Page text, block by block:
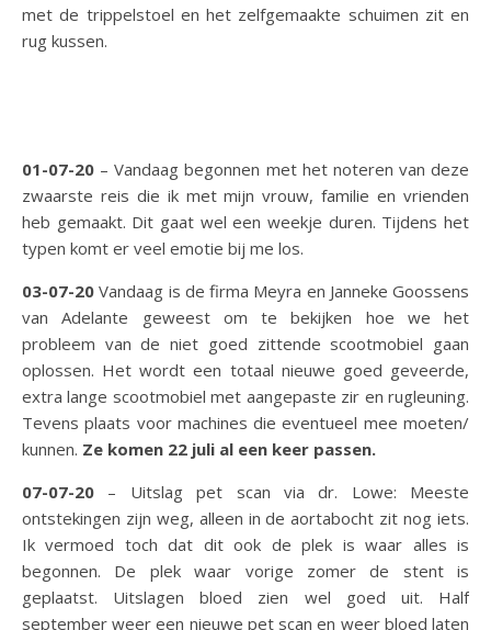
met de trippelstoel en het zelfgemaakte schuimen zit en
rug kussen.
01-07-20 – Vandaag begonnen met het noteren van deze
zwaarste reis die ik met mijn vrouw, familie en vrienden
heb gemaakt. Dit gaat wel een weekje duren. Tijdens het
typen komt er veel emotie bij me los.
03-07-20 Vandaag is de firma Meyra en Janneke Goossens
van Adelante geweest om te bekijken hoe we het
probleem van de niet goed zittende scootmobiel gaan
oplossen. Het wordt een totaal nieuwe goed geveerde,
extra lange scootmobiel met aangepaste zir en rugleuning.
Tevens plaats voor machines die eventueel mee moeten/
kunnen. Ze komen 22 juli al een keer passen.
07-07-20 – Uitslag pet scan via dr. Lowe: Meeste
ontstekingen zijn weg, alleen in de aortabocht zit nog iets.
Ik vermoed toch dat dit ook de plek is waar alles is
begonnen. De plek waar vorige zomer de stent is
geplaatst. Uitslagen bloed zien wel goed uit. Half
september weer een nieuwe pet scan en weer bloed laten